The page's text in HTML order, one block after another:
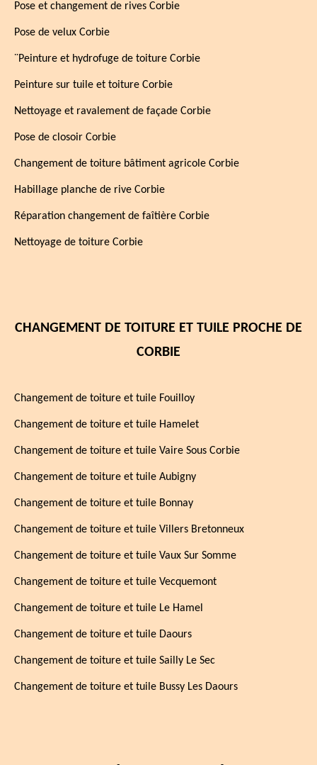
Pose et changement de rives Corbie
Pose de velux Corbie
¨Peinture et hydrofuge de toiture Corbie
Peinture sur tuile et toiture Corbie
Nettoyage et ravalement de façade Corbie
Pose de closoir Corbie
Changement de toiture bâtiment agricole Corbie
Habillage planche de rive Corbie
Réparation changement de faîtière Corbie
Nettoyage de toiture Corbie
CHANGEMENT DE TOITURE ET TUILE PROCHE DE
CORBIE
Changement de toiture et tuile Fouilloy
Changement de toiture et tuile Hamelet
Changement de toiture et tuile Vaire Sous Corbie
Changement de toiture et tuile Aubigny
Changement de toiture et tuile Bonnay
Changement de toiture et tuile Villers Bretonneux
Changement de toiture et tuile Vaux Sur Somme
Changement de toiture et tuile Vecquemont
Changement de toiture et tuile Le Hamel
Changement de toiture et tuile Daours
Changement de toiture et tuile Sailly Le Sec
Changement de toiture et tuile Bussy Les Daours